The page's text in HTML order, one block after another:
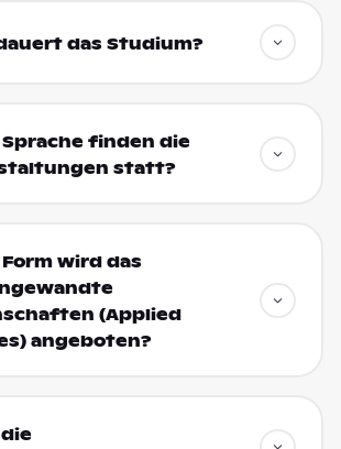
das Studium?
finden die
statt?
wird das
(Applied
angeboten?